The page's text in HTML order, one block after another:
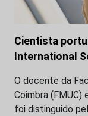
Cientista
International
O docente da
Coimbra
foi distinguido